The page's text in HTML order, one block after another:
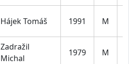
Hájek Tomáš 1991 M
Zadražil
Michal
1979 M